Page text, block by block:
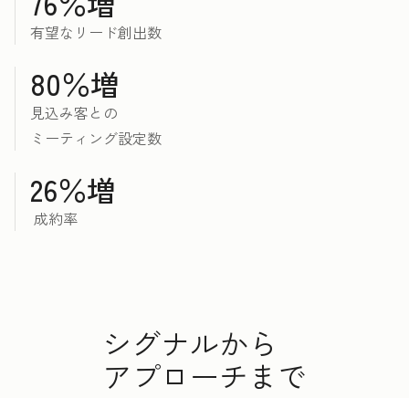
有望なリード創出数
80％増
見込み客との
ミーティング設定数
26％増
成約率
シグナルから
アプローチまで